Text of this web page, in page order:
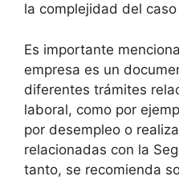
la complejidad del
Es importante
empresa es un
diferentes trámites
laboral, como por
por desempleo o
relacionadas con la
tanto, se recomienda